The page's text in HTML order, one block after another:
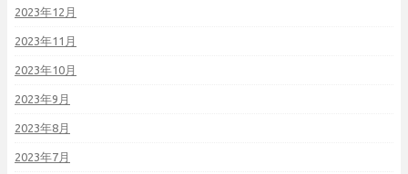
2023年12月
2023年11月
2023年10月
2023年9月
2023年8月
2023年7月